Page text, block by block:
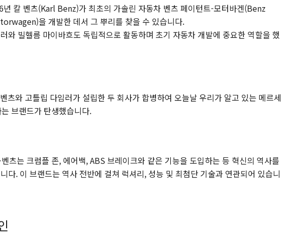
년 칼 벤츠(Karl Benz)가 최초의 가솔린 자동차 벤츠 페이턴트-모터바겐(Benz
을 개발한 데서 그 뿌리를 찾을 수 있습니다.
와 빌헬름 마이바흐도 독립적으로 활동하며 초기 자동차 개발에 중요한 역할을 했
츠와 고틀립 다임러가 설립한 두 회사가 합병하여 오늘날 우리가 알고 있는 메르세
브랜드가 탄생했습니다.
츠는 크럼플 존, 에어백, ABS 브레이크와 같은 기능을 도입하는 등 혁신의 역사를
다. 이 브랜드는 역사 전반에 걸쳐 럭셔리, 성능 및 최첨단 기술과 연관되어 있습니